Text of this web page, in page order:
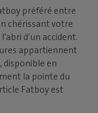
préféré entre
chérissant votre
d’un accident.
appartiennent
disponible en
la pointe du
Fatboy est